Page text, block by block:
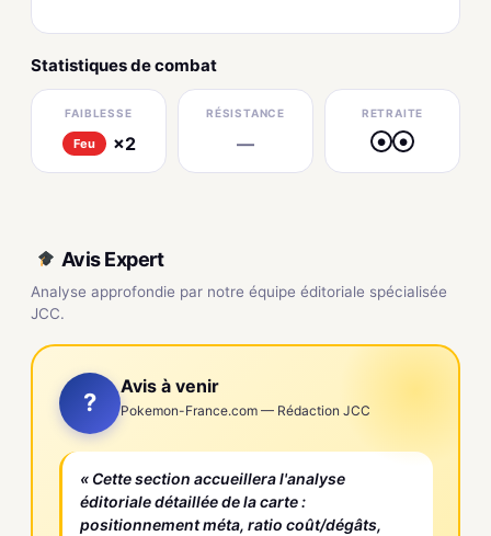
Statistiques de combat
FAIBLESSE
Feu ×2
RÉSISTANCE
—
RETRAITE
● ●
Avis Expert
Analyse approfondie par notre équipe éditoriale spécialisée
JCC.
?
Avis à venir
Pokemon-France.com — Rédaction JCC
« Cette section accueillera l'analyse
éditoriale détaillée de la carte :
positionnement méta, ratio coût/dégâts,